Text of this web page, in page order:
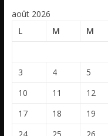
août 2026
L
M M
3
4 5
10
11 12
17
18 19